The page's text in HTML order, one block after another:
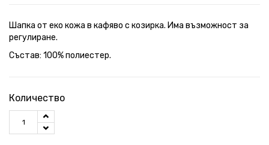
Шапка от еко кожа в кафяво с козирка. Има възможност за
регулиране.
Състав: 100% полиестер.
Количество